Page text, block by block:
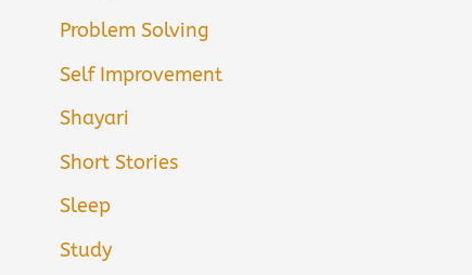
Problem Solving
Self Improvement
Shayari
Short Stories
Sleep
Study